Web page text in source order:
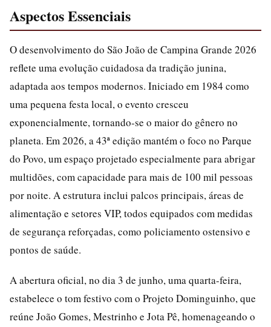
Aspectos Essenciais
O desenvolvimento do São João de Campina Grande 2026
reflete uma evolução cuidadosa da tradição junina,
adaptada aos tempos modernos. Iniciado em 1984 como
uma pequena festa local, o evento cresceu
exponencialmente, tornando-se o maior do gênero no
planeta. Em 2026, a 43ª edição mantém o foco no Parque
do Povo, um espaço projetado especialmente para abrigar
multidões, com capacidade para mais de 100 mil pessoas
por noite. A estrutura inclui palcos principais, áreas de
alimentação e setores VIP, todos equipados com medidas
de segurança reforçadas, como policiamento ostensivo e
pontos de saúde.
A abertura oficial, no dia 3 de junho, uma quarta-feira,
estabelece o tom festivo com o Projeto Dominguinho, que
reúne João Gomes, Mestrinho e Jota Pê, homenageando o